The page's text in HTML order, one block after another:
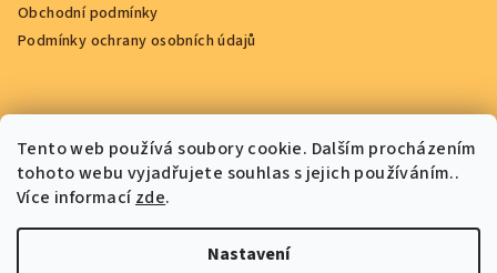
Tento web používá soubory cookie. Dalším procházením
tohoto webu vyjadřujete souhlas s jejich používáním..
Více informacízde.
Nastavení
Obchodní podmínky
Podmínky ochrany osobních údajů
Přijímáme online platby